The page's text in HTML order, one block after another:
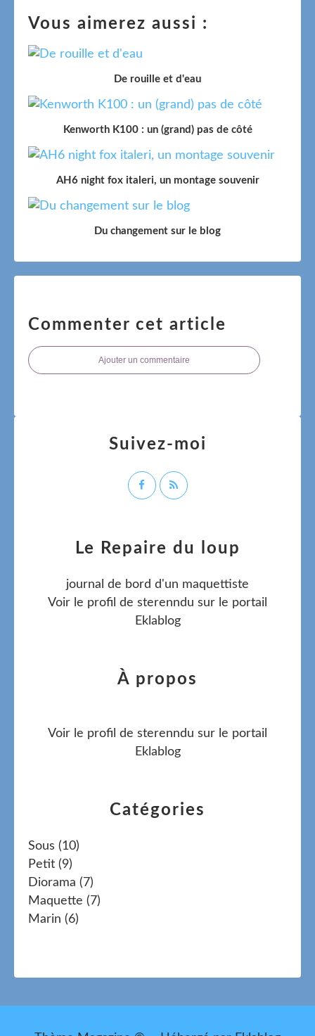
Vous aimerez aussi :
De rouille et d'eau
Kenworth K100 : un (grand) pas de côté
AH6 night fox italeri, un montage souvenir
Du changement sur le blog
Commenter cet article
Ajouter un commentaire
Catégories
Sous (10)
Petit (9)
Diorama (7)
Maquette (7)
Marin (6)
Le Repaire du loup
journal de bord d'un maquettiste
Voir le profil de sterenndu sur le portail
Eklablog
Suivez-moi
À propos
Voir le profil de sterenndu sur le portail
Eklablog